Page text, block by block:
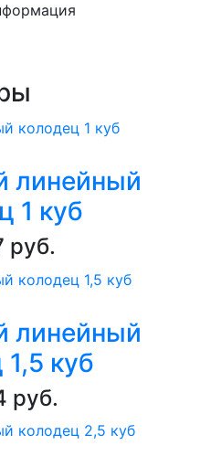
линейный
1 куб
руб.
линейный
куб
руб.